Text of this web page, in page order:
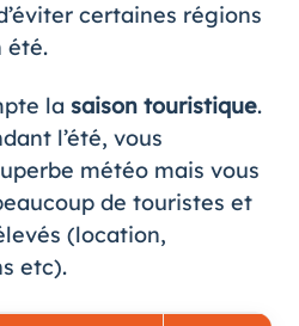
certaines régions
été.
la saison touristique.
l’été, vous
météo mais vous
de touristes et
(location,
etc).